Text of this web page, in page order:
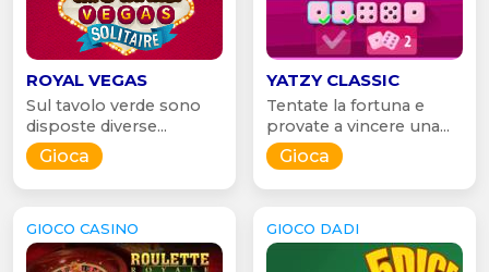
ROYAL VEGAS
Sul tavolo verde sono
disposte diverse...
Gioca
YATZY CLASSIC
Tentate la fortuna e
provate a vincere una...
Gioca
GIOCO CASINO GIOCO DADI